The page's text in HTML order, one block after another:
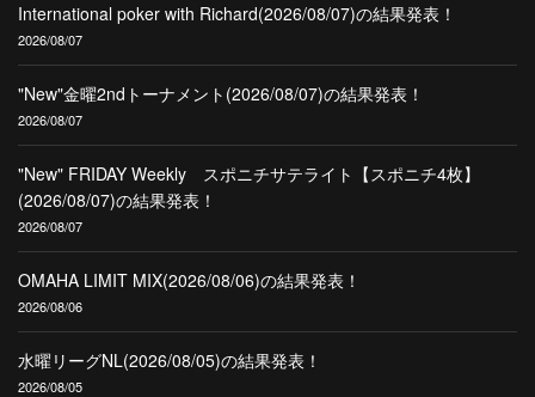
International poker with Richard(2026/08/07)の結果発表！
2026/08/07
"New"金曜2ndトーナメント(2026/08/07)の結果発表！
2026/08/07
"New" FRIDAY Weekly スポニチサテライト【スポニチ4枚】
(2026/08/07)の結果発表！
2026/08/07
OMAHA LIMIT MIX(2026/08/06)の結果発表！
2026/08/06
水曜リーグNL(2026/08/05)の結果発表！
2026/08/05